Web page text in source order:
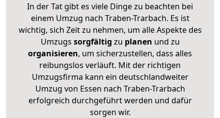
In der Tat gibt es viele Dinge zu beachten bei
einem Umzug nach Traben-Trarbach. Es ist
wichtig, sich Zeit zu nehmen, um alle Aspekte des
Umzugs sorgfältig zu planen und zu
organisieren, um sicherzustellen, dass alles
reibungslos verläuft. Mit der richtigen
Umzugsfirma kann ein deutschlandweiter
Umzug von Essen nach Traben-Trarbach
erfolgreich durchgeführt werden und dafür
sorgen wir.